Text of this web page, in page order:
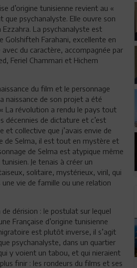
d’origine tunisienne revient au «
que psychanalyste. Elle ouvre son
La psychanalyste est
Golshifteh Farahani, excellente en
du caractère, accompagnée par
Feriel Chammari et Hichem
du film et le personnage
naissance de son projet a été
La révolution a rendu le pays tout
décennies de dictature et c’est
collective que j’avais envie de
de Selma, il est tout en mystère et
de Selma est atypique même
Je tenais à créer un
solitaire, mystérieux, viril, qui
vie de famille ou une relation
dérision : le postulat sur lequel
Française d’origine tunisienne
est plutôt inverse, il s’agit
psychanalyste, dans un quartier
y voient un tabou, et qui nieraient
finir : les rondeurs du films et ses